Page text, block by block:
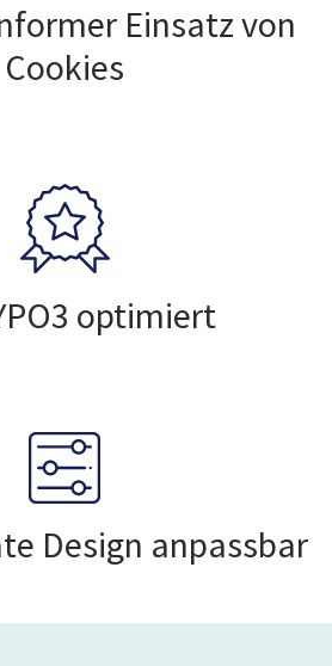
Einsatz von
Cookies
optimiert
Design anpassbar